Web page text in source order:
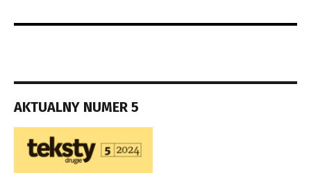
AKTUALNY NUMER 5